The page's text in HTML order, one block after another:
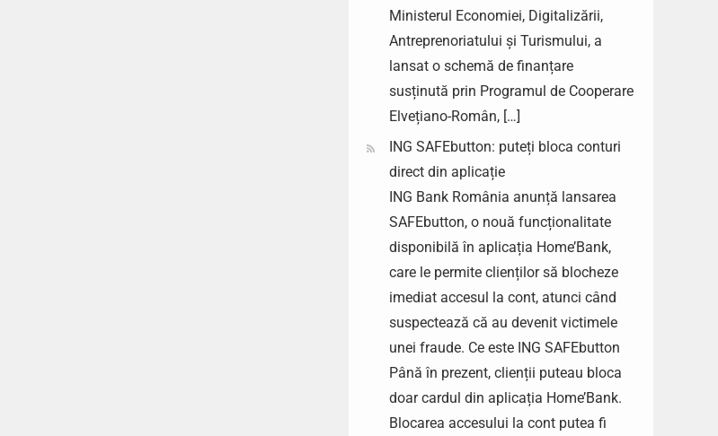
Ministerul Economiei, Digitalizării,
Antreprenoriatului și Turismului, a
lansat o schemă de finanțare
susținută prin Programul de Cooperare
Elvețiano-Român, […]
ING SAFEbutton: puteți bloca conturi
direct din aplicație
ING Bank România anunță lansarea
SAFEbutton, o nouă funcționalitate
disponibilă în aplicația Home’Bank,
care le permite clienților să blocheze
imediat accesul la cont, atunci când
suspectează că au devenit victimele
unei fraude. Ce este ING SAFEbutton
Până în prezent, clienții puteau bloca
doar cardul din aplicația Home’Bank.
Blocarea accesului la cont putea fi